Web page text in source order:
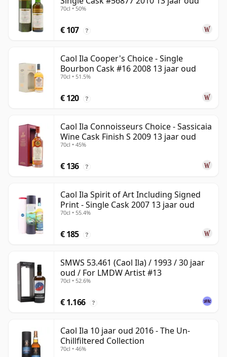
70cl • 50%
€ 107 ?
Caol Ila Cooper's Choice - Single
Bourbon Cask #16 2008 13 jaar oud
70cl • 51.5%
€ 120 ?
Caol Ila Connoisseurs Choice - Sassicaia
Wine Cask Finish S 2009 13 jaar oud
70cl • 45%
€ 136 ?
Caol Ila Spirit of Art Including Signed
Print - Single Cask 2007 13 jaar oud
70cl • 55.4%
€ 185 ?
SMWS 53.461 (Caol Ila) / 1993 / 30 jaar
oud / For LMDW Artist #13
70cl • 52.6%
€ 1.166 ?
Caol Ila 10 jaar oud 2016 - The Un-
Chillfiltered Collection
70cl • 46%